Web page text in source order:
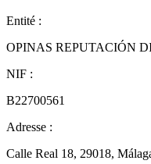
Entité :
OPINAS REPUTACIÓN
NIF :
B22700561
Adresse :
Calle Real 18, 29018,